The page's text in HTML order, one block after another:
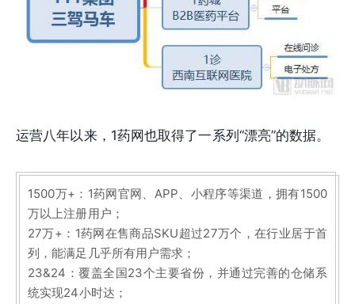
运营八年以来，1药网也取得了一系列“漂亮”的数据。
1500万+：1药网官网、APP、小程序等渠道，拥有1500
万以上注册用户；
27万+：1药网在售商品SKU超过27万个，在行业居于首
列，能满足几乎所有用户需求；
23&24：覆盖全国23个主要省份，并通过完善的仓储系
统实现24小时达；